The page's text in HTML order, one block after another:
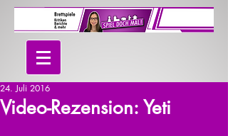
Video-Rezension: Yeti
24. Juli 2016